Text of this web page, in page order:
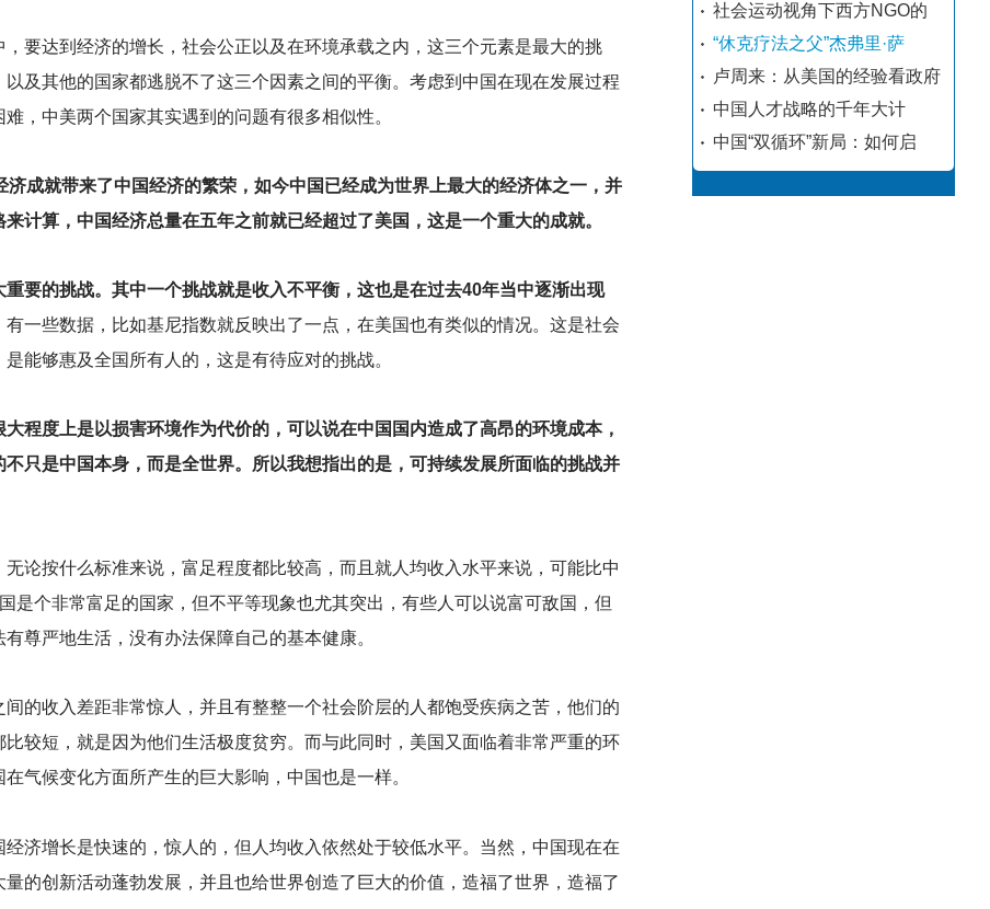
要达到经济的增长，社会公正以及在环境承载之内，这三个元素是最大的挑
及其他的国家都逃脱不了这三个因素之间的平衡。考虑到中国在现在发展过程
，中美两个国家其实遇到的问题有很多相似性。
成就带来了中国经济的繁荣，如今中国已经成为世界上最大的经济体之一，并
计算，中国经济总量在五年之前就已经超过了美国，这是一个重大的成就。
要的挑战。其中一个挑战就是收入不平衡，这也是在过去40年当中逐渐出现
一些数据，比如基尼指数就反映出了一点，在美国也有类似的情况。这是社会
能够惠及全国所有人的，这是有待应对的挑战。
程度上是以损害环境作为代价的，可以说在中国国内造成了高昂的环境成本，
只是中国本身，而是全世界。所以我想指出的是，可持续发展所面临的挑战并
论按什么标准来说，富足程度都比较高，而且就人均收入水平来说，可能比中
是个非常富足的国家，但不平等现象也尤其突出，有些人可以说富可敌国，但
尊严地生活，没有办法保障自己的基本健康。
的收入差距非常惊人，并且有整整一个社会阶层的人都饱受疾病之苦，他们的
较短，就是因为他们生活极度贫穷。而与此同时，美国又面临着非常严重的环
气候变化方面所产生的巨大影响，中国也是一样。
济增长是快速的，惊人的，但人均收入依然处于较低水平。当然，中国现在在
的创新活动蓬勃发展，并且也给世界创造了巨大的价值，造福了世界，造福了
社会运动视角下西方NGO的
“休克疗法之父”杰弗里·萨
卢周来：从美国的经验看政府
中国人才战略的千年大计
中国“双循环”新局：如何启